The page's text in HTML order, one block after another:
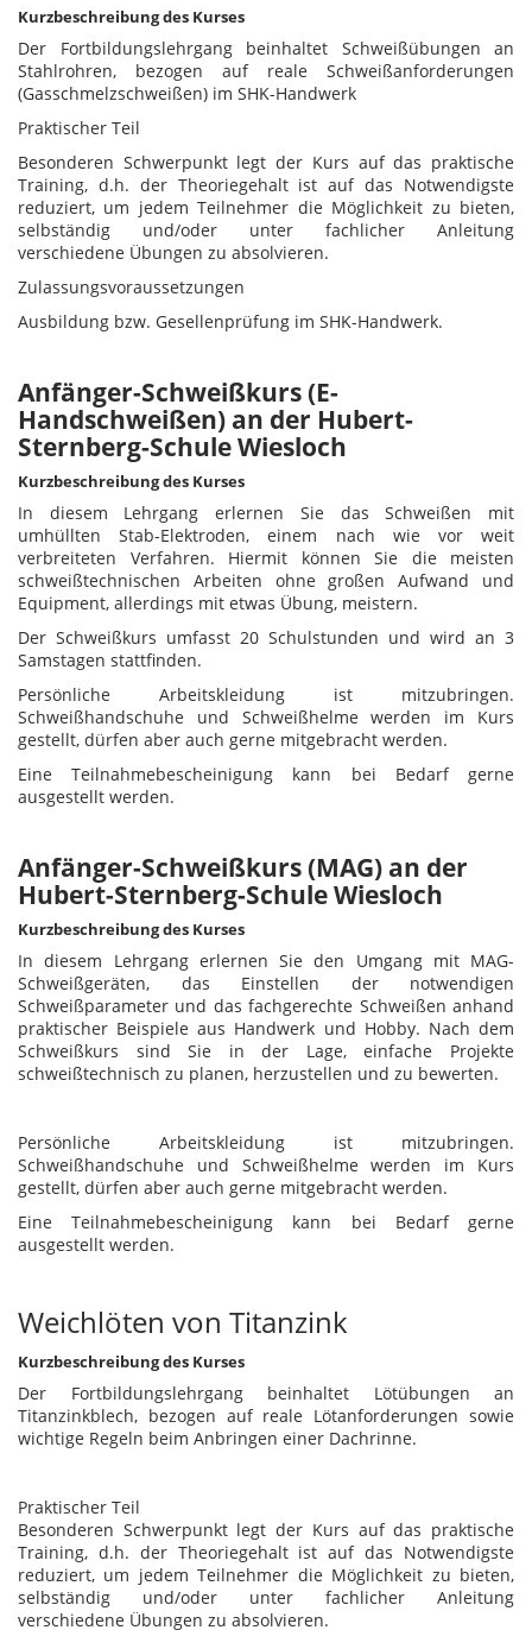
Kurzbeschreibung des Kurses
Der Fortbildungslehrgang beinhaltet Schweißübungen an
Stahlrohren, bezogen auf reale Schweißanforderungen
(Gasschmelzschweißen) im SHK-Handwerk
Praktischer Teil
Besonderen Schwerpunkt legt der Kurs auf das praktische
Training, d.h. der Theoriegehalt ist auf das Notwendigste
reduziert, um jedem Teilnehmer die Möglichkeit zu bieten,
selbständig und/oder unter fachlicher Anleitung
verschiedene Übungen zu absolvieren.
Zulassungsvoraussetzungen
Ausbildung bzw. Gesellenprüfung im SHK-Handwerk.
Anfänger-Schweißkurs (E-
Handschweißen) an der Hubert-
Sternberg-Schule Wiesloch
Kurzbeschreibung des Kurses
In diesem Lehrgang erlernen Sie das Schweißen mit
umhüllten Stab-Elektroden, einem nach wie vor weit
verbreiteten Verfahren. Hiermit können Sie die meisten
schweißtechnischen Arbeiten ohne großen Aufwand und
Equipment, allerdings mit etwas Übung, meistern.
Der Schweißkurs umfasst 20 Schulstunden und wird an 3
Samstagen stattfinden.
Persönliche Arbeitskleidung ist mitzubringen.
Schweißhandschuhe und Schweißhelme werden im Kurs
gestellt, dürfen aber auch gerne mitgebracht werden.
Eine Teilnahmebescheinigung kann bei Bedarf gerne
ausgestellt werden.
Anfänger-Schweißkurs (MAG) an der
Hubert-Sternberg-Schule Wiesloch
Kurzbeschreibung des Kurses
In diesem Lehrgang erlernen Sie den Umgang mit MAG-
Schweißgeräten, das Einstellen der notwendigen
Schweißparameter und das fachgerechte Schweißen anhand
praktischer Beispiele aus Handwerk und Hobby. Nach dem
Schweißkurs sind Sie in der Lage, einfache Projekte
schweißtechnisch zu planen, herzustellen und zu bewerten.
Persönliche Arbeitskleidung ist mitzubringen.
Schweißhandschuhe und Schweißhelme werden im Kurs
gestellt, dürfen aber auch gerne mitgebracht werden.
Eine Teilnahmebescheinigung kann bei Bedarf gerne
ausgestellt werden.
Weichlöten von Titanzink
Kurzbeschreibung des Kurses
Der Fortbildungslehrgang beinhaltet Lötübungen an
Titanzinkblech, bezogen auf reale Lötanforderungen sowie
wichtige Regeln beim Anbringen einer Dachrinne.
Praktischer Teil
Besonderen Schwerpunkt legt der Kurs auf das praktische
Training, d.h. der Theoriegehalt ist auf das Notwendigste
reduziert, um jedem Teilnehmer die Möglichkeit zu bieten,
selbständig und/oder unter fachlicher Anleitung
verschiedene Übungen zu absolvieren.